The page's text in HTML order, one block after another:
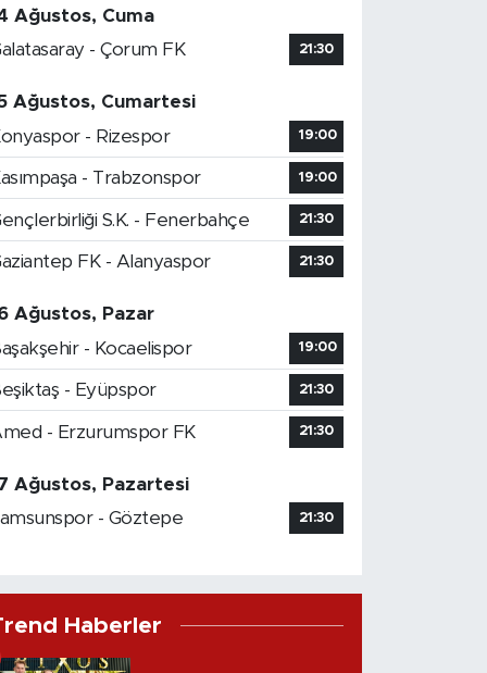
Ağustos, Cuma
- Çorum FK
21:30
Ağustos, Cumartesi
- Rizespor
19:00
- Trabzonspor 19:00
S.K. - Fenerbahçe 21:30
FK - Alanyaspor 21:30
Ağustos, Pazar
- Kocaelispor
19:00
- Eyüpspor 21:30
- Erzurumspor FK 21:30
Ağustos, Pazartesi
- Göztepe
21:30
Haberler